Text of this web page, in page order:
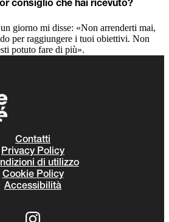
consiglio che hai ricevuto?
giorno mi disse: «Non arrenderti mai,
per raggiungere i tuoi obiettivi. Non
potuto fare di più».
Contatti
Privacy Policy
di utilizzo
Cookie Policy
Accessibilità